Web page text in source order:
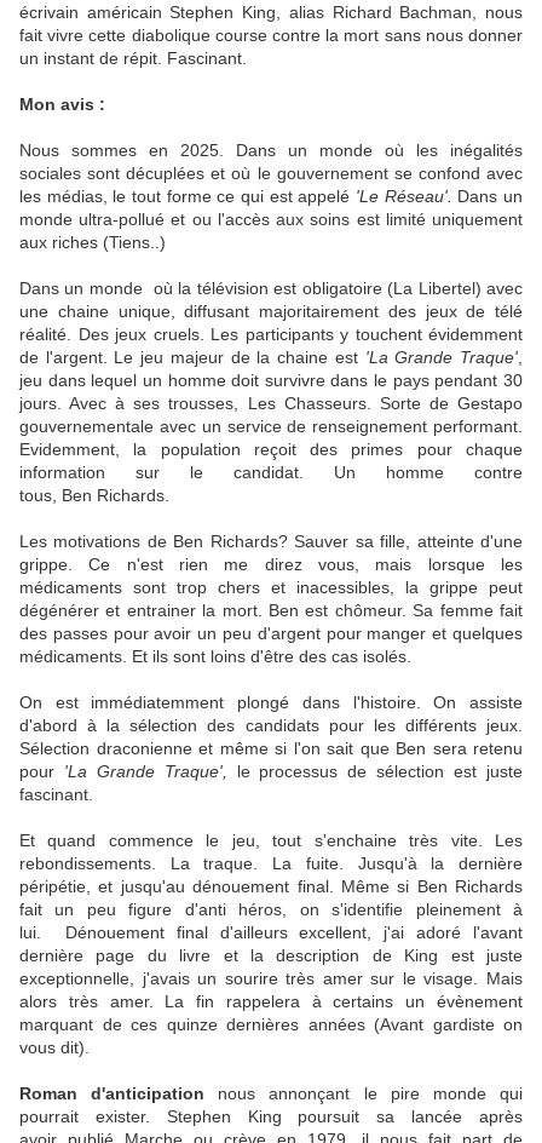
écrivain américain Stephen King, alias Richard Bachman, nous
fait vivre cette diabolique course contre la mort sans nous donner
un instant de répit. Fascinant.
Mon avis :
Nous sommes en 2025. Dans un monde où les inégalités
sociales sont décuplées et où le gouvernement se confond avec
les médias, le tout forme ce qui est appelé 'Le Réseau'. Dans un
monde ultra-pollué et ou l'accès aux soins est limité uniquement
aux riches (Tiens..)
Dans un monde où la télévision est obligatoire (La Libertel) avec
une chaine unique, diffusant majoritairement des jeux de télé
réalité. Des jeux cruels. Les participants y touchent évidemment
de l'argent. Le jeu majeur de la chaine est 'La Grande Traque'
jeu dans lequel un homme doit survivre dans le pays pendant 30
jours. Avec à ses trousses, Les Chasseurs. Sorte de Gestapo
gouvernementale avec un service de renseignement performant.
Evidemment, la population reçoit des primes pour chaque
information sur le candidat. Un homme contre
tous, Ben Richards.
Les motivations de Ben Richards? Sauver sa fille, atteinte d'une
grippe. Ce n'est rien me direz vous, mais lorsque les
médicaments sont trop chers et inacessibles, la grippe peut
dégénérer et entrainer la mort. Ben est chômeur. Sa femme fait
des passes pour avoir un peu d'argent pour manger et quelques
médicaments. Et ils sont loins d'être des cas isolés.
On est immédiatemment plongé dans l'histoire. On assiste
d'abord à la sélection des candidats pour les différents jeux.
Sélection draconienne et même si l'on sait que Ben sera retenu
pour 'La Grande Traque',
le processus de sélection est juste
fascinant.
Et quand commence le jeu, tout s'enchaine très vite. Les
rebondissements. La traque. La fuite. Jusqu'à la dernière
péripétie, et jusqu'au dénouement final. Même si Ben Richards
fait un peu figure d'anti héros, on s'identifie pleinement à
lui. Dénouement final d'ailleurs excellent, j'ai adoré l'avant
dernière page du livre et la description de King est juste
exceptionnelle, j'avais un sourire très amer sur le visage. Mais
alors très amer. La fin rappelera à certains un évènement
marquant de ces quinze dernières années (Avant gardiste on
vous dit).
Roman d'anticipation nous annonçant le pire monde qui
pourrait exister. Stephen King poursuit sa lancée après